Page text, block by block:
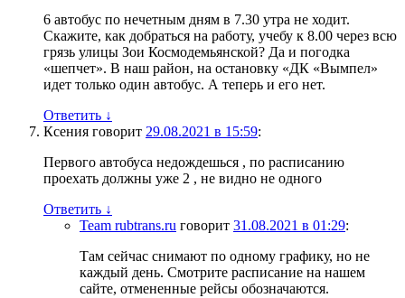
6 автобус по нечетным дням в 7.30 утра не ходит.
Скажите, как добраться на работу, учебу к 8.00 через всю
грязь улицы Зои Космодемьянской? Да и погодка
«шепчет». В наш район, на остановку «ДК «Вымпел»
идет только один автобус. А теперь и его нет.
Ответить ↓
Ксения говорит 29.08.2021 в 15:59:
Первого автобуса недождешься , по расписанию
проехать должны уже 2 , не видно не одного
Ответить ↓
Team rubtrans.ru говорит 31.08.2021 в 01:29:
Там сейчас снимают по одному графику, но не
каждый день. Смотрите расписание на нашем
сайте, отмененные рейсы обозначаются.